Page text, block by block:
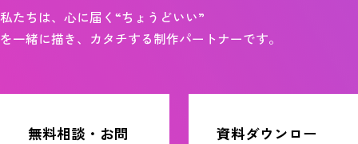
私たちは、心に届く“ちょうどいい”
を一緒に描き、カタチする制作パートナーです。
無料相談・お問
資料ダウンロー